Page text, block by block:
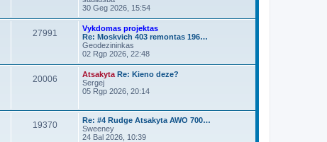
30 Geg 2026, 15:54
27991
Vykdomas projektas
Re: Moskvich 403 remontas 196…
Geodezininkas
02 Rgp 2026, 22:48
20006 Atsakyta Re: Kieno deze?
Sergej
05 Rgp 2026, 20:14
19370
Re: #4 Rudge Atsakyta AWO 700…
Sweeney
24 Bal 2026, 10:39